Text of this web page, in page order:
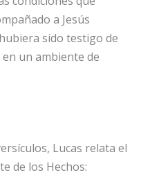
a Jesús
sido testigo de
un ambiente de
Lucas relata el
de los Hechos: